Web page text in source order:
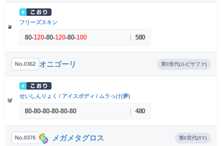
フリーズスキン
80-120-80-120-80-100 580
No.0362 オニゴーリ 第3世代(ルビサファ)
せいしんりょく / アイスボディ / ムラっけ(夢)
80-80-80-80-80-80 480
No.0376 メガメタグロス 第6世代(XY)